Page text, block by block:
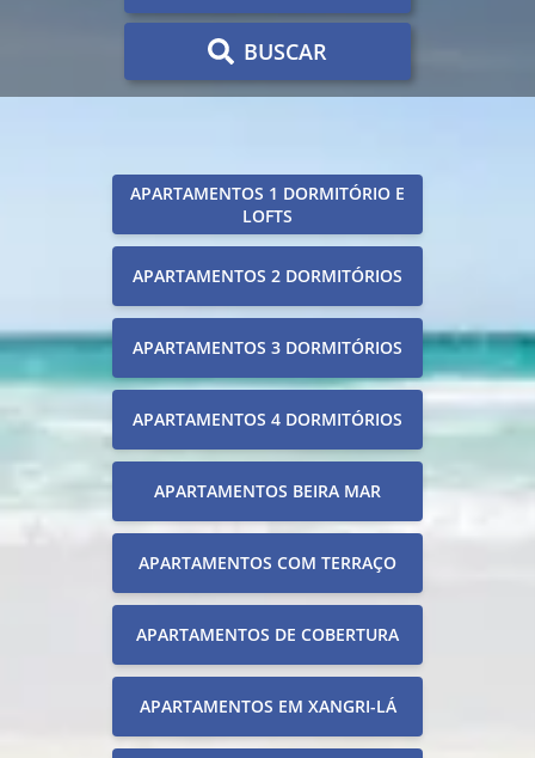
BUSCAR
APARTAMENTOS 1 DORMITÓRIO E
LOFTS
APARTAMENTOS 2 DORMITÓRIOS
APARTAMENTOS 3 DORMITÓRIOS
APARTAMENTOS 4 DORMITÓRIOS
APARTAMENTOS BEIRA MAR
APARTAMENTOS COM TERRAÇO
APARTAMENTOS DE COBERTURA
APARTAMENTOS EM XANGRI-LÁ